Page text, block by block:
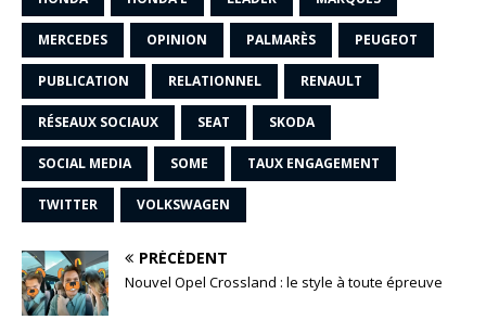
MERCEDES OPINION PALMARÈS PEUGEOT
PUBLICATION RELATIONNEL RENAULT
RÉSEAUX SOCIAUX SEAT SKODA
SOCIAL MEDIA SOME TAUX ENGAGEMENT
TWITTER VOLKSWAGEN
PRÉCÉDENT
Nouvel Opel Crossland : le style à toute épreuve